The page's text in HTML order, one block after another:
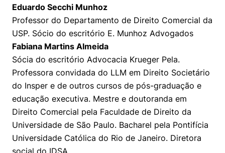
Eduardo Secchi Munhoz
Professor do Departamento de Direito Comercial da
USP. Sócio do escritório E. Munhoz Advogados
Fabiana Martins Almeida
Sócia do escritório Advocacia Krueger Pela.
Professora convidada do LLM em Direito Societário
do Insper e de outros cursos de pós-graduação e
educação executiva. Mestre e doutoranda em
Direito Comercial pela Faculdade de Direito da
Universidade de São Paulo. Bacharel pela Pontifícia
Universidade Católica do Rio de Janeiro. Diretora
social do IDSA